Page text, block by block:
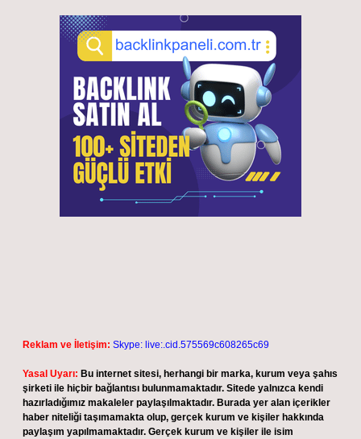
Reklam ve İletişim: Skype: live:.cid.575569c608265c69
Yasal Uyarı: Bu internet sitesi, herhangi bir marka, kurum veya şahıs
şirketi ile hiçbir bağlantısı bulunmamaktadır. Sitede yalnızca kendi
hazırladığımız makaleler paylaşılmaktadır. Burada yer alan içerikler
haber niteliği taşımamakta olup, gerçek kurum ve kişiler hakkında
paylaşım yapılmamaktadır. Gerçek kurum ve kişiler ile isim